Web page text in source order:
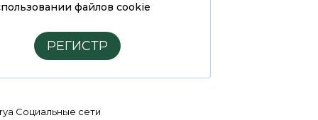
файлов cookie
РЕГИСТР
Социальные сети